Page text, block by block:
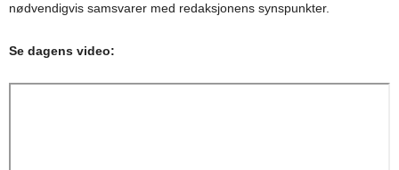
nødvendigvis samsvarer med redaksjonens synspunkter.
Se dagens video: